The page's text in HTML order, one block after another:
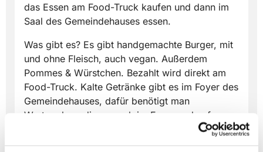
das Essen am Food-Truck kaufen und dann im
Saal des Gemeindehauses essen.
Was gibt es? Es gibt handgemachte Burger, mit
und ohne Fleisch, auch vegan. Außerdem
Pommes & Würstchen. Bezahlt wird direkt am
Food-Truck. Kalte Getränke gibt es im Foyer des
Gemeindehauses, dafür benötigt man
Wertmarken, die es auch im Foyer zu kaufen